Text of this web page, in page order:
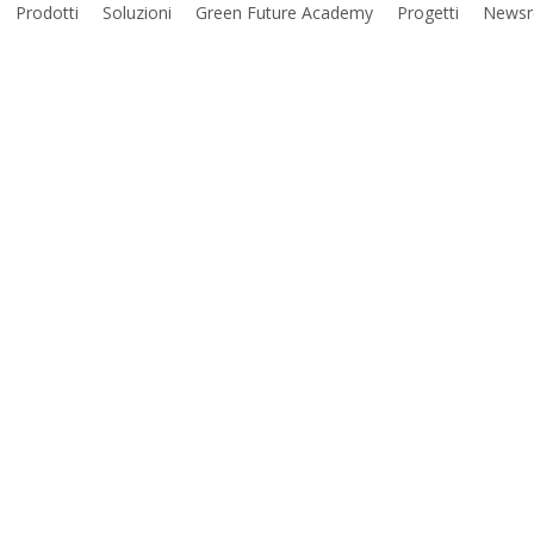
Prodotti Soluzioni Green Future Academy Progetti